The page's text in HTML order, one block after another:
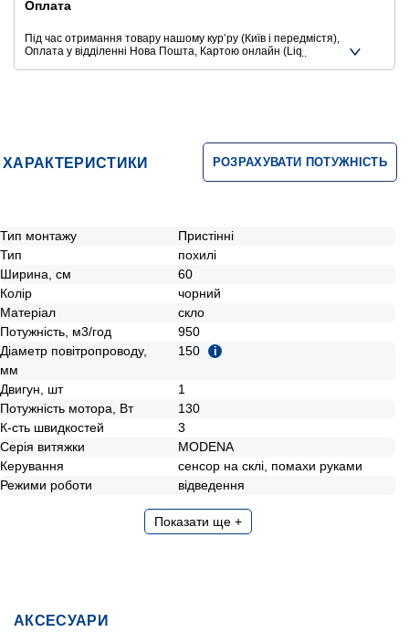
Оплата
Під час отримання товару нашому курʼру (Київ і передмістя),
Оплата у відділенні Нова Пошта, Картою онлайн (Liqpay,
ХАРАКТЕРИСТИКИ РОЗРАХУВАТИ ПОТУЖНІСТЬ
Тип монтажу
Пристінні
Тип
похилі
Ширина, см
60
Колір
чорний
Матеріал
скло
Потужність, м3/год
950
Діаметр повітропроводу,
мм
150 i
Двигун, шт
1
Потужність мотора, Вт
130
К-сть швидкостей
3
Серія витяжки
MODENA
Керування
сенсор на склі, помахи руками
Режими роботи
відведення
Показати ще +
АКСЕСУАРИ